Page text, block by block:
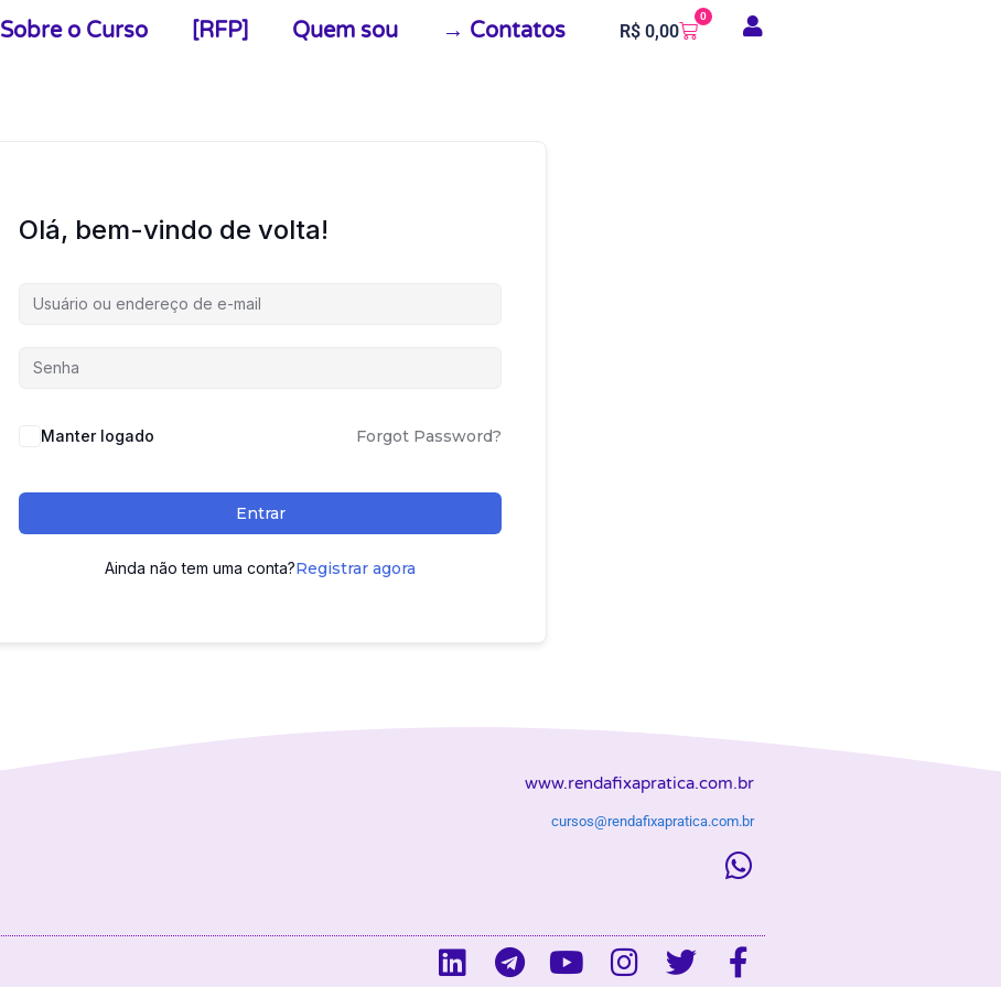
Sobre o Curso [RFP] Quem sou → Contatos R$ 0,00
0
Olá, bem-vindo de volta!
Alternative:
Manter logado Forgot Password?
Entrar
Ainda não tem uma conta?Registrar agora
www.rendafixapratica.com.br
cursos@rendafixapratica.com.br